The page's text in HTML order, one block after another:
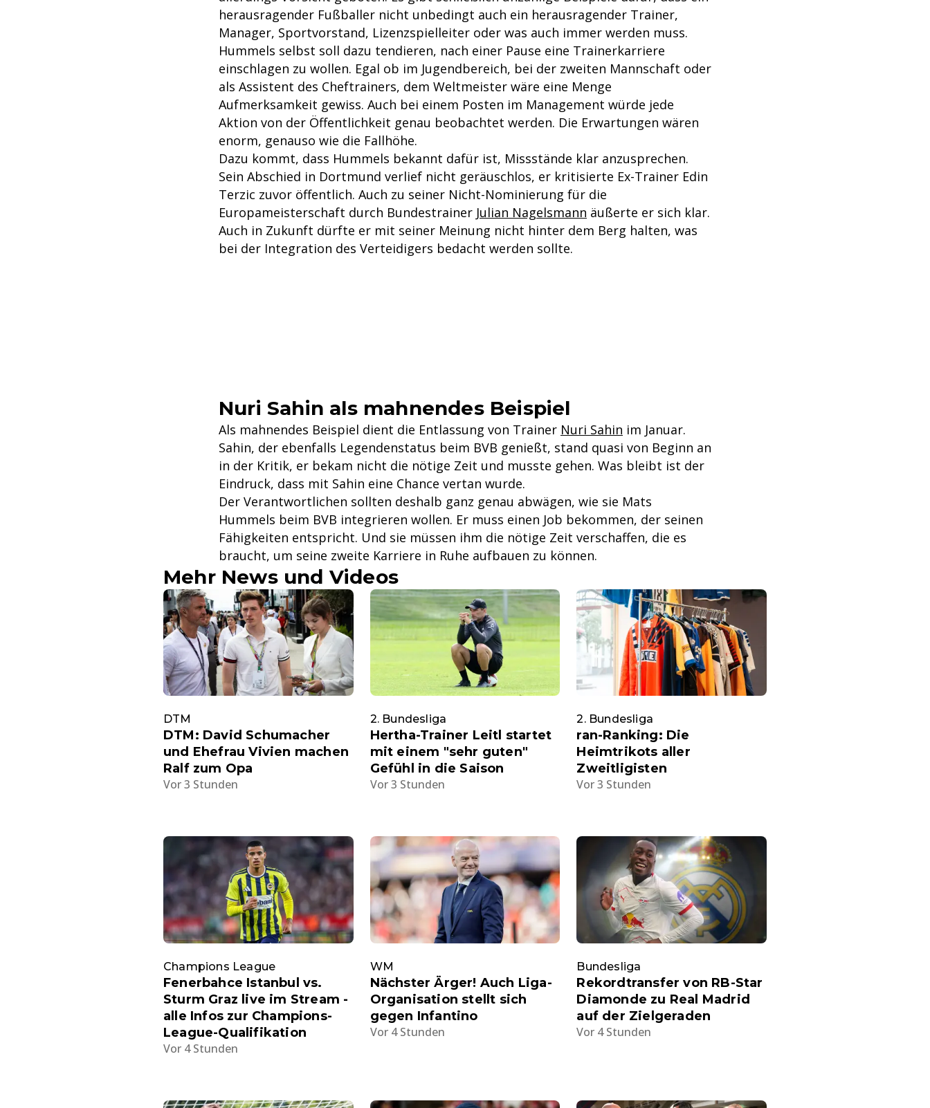
herausragender Fußballer nicht unbedingt auch ein herausragender Trainer,
Manager, Sportvorstand, Lizenzspielleiter oder was auch immer werden muss.
Hummels selbst soll dazu tendieren, nach einer Pause eine Trainerkarriere
einschlagen zu wollen. Egal ob im Jugendbereich, bei der zweiten Mannschaft oder
als Assistent des Cheftrainers, dem Weltmeister wäre eine Menge
Aufmerksamkeit gewiss. Auch bei einem Posten im Management würde jede
Aktion von der Öffentlichkeit genau beobachtet werden. Die Erwartungen wären
enorm, genauso wie die Fallhöhe.
Dazu kommt, dass Hummels bekannt dafür ist, Missstände klar anzusprechen.
Sein Abschied in Dortmund verlief nicht geräuschlos, er kritisierte Ex-Trainer Edin
Terzic zuvor öffentlich. Auch zu seiner Nicht-Nominierung für die
Europameisterschaft durch Bundestrainer Julian Nagelsmann äußerte er sich klar.
Auch in Zukunft dürfte er mit seiner Meinung nicht hinter dem Berg halten, was
bei der Integration des Verteidigers bedacht werden sollte.
Nuri Sahin als mahnendes Beispiel
Als mahnendes Beispiel dient die Entlassung von Trainer Nuri Sahin im Januar.
Sahin, der ebenfalls Legendenstatus beim BVB genießt, stand quasi von Beginn an
in der Kritik, er bekam nicht die nötige Zeit und musste gehen. Was bleibt ist der
Eindruck, dass mit Sahin eine Chance vertan wurde.
Der Verantwortlichen sollten deshalb ganz genau abwägen, wie sie Mats
Hummels beim BVB integrieren wollen. Er muss einen Job bekommen, der seinen
Fähigkeiten entspricht. Und sie müssen ihm die nötige Zeit verschaffen, die es
braucht, um seine zweite Karriere in Ruhe aufbauen zu können.
Mehr News und Videos
DTM
DTM: David Schumacher
und Ehefrau Vivien machen
Ralf zum Opa
Vor 3 Stunden
2. Bundesliga
Hertha-Trainer Leitl startet
mit einem "sehr guten"
Gefühl in die Saison
Vor 3 Stunden
2. Bundesliga
ran-Ranking: Die
Heimtrikots aller
Zweitligisten
Vor 3 Stunden
Champions League
Fenerbahce Istanbul vs.
Sturm Graz live im Stream -
alle Infos zur Champions-
League-Qualifikation
Vor 4 Stunden
WM
Nächster Ärger! Auch Liga-
Organisation stellt sich
gegen Infantino
Vor 4 Stunden
Bundesliga
Rekordtransfer von RB-Star
Diamonde zu Real Madrid
auf der Zielgeraden
Vor 4 Stunden